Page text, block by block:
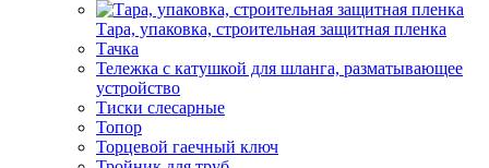
Тара, упаковка, строительная защитная пленка
Тачка
Тележка с катушкой для шланга, разматывающее
устройство
Тиски слесарные
Топор
Торцевой гаечный ключ